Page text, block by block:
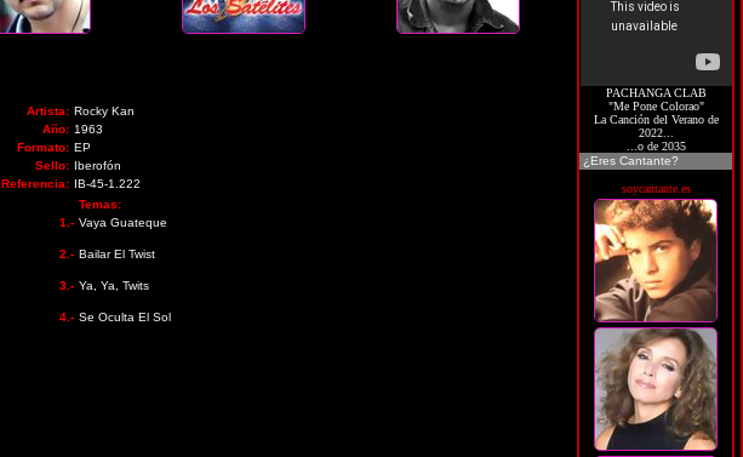
Artista: Rocky Kan
Año: 1963
Formato: EP
Sello: Iberofón
Referencia: IB-45-1.222
Temas:
1.- Vaya Guateque
2.- Bailar El Twist
3.- Ya, Ya, Twits
4.- Se Oculta El Sol
PACHANGA CLAB
"Me Pone Colorao"
La Canción del Verano de
2022...
...o de 2035
¿Eres Cantante?
soycantante.es